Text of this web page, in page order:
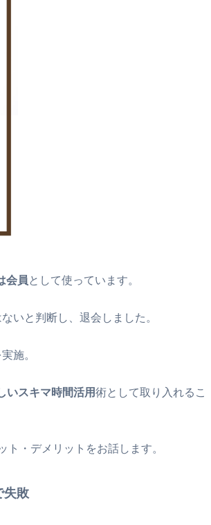
会員 として使っています。
いと判断し、退会しました。
施。
いスキマ時間活用術として取り入れるこ
・デメリットをお話します。
失敗